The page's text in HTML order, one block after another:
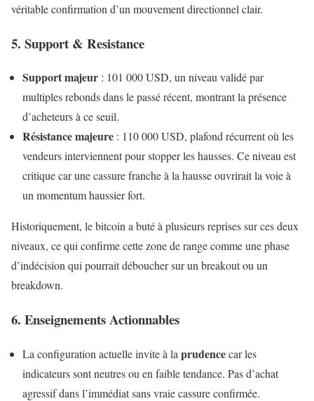
véritable confirmation d’un mouvement directionnel clair.
5. Support & Resistance
Support majeur : 101 000 USD, un niveau validé par
multiples rebonds dans le passé récent, montrant la présence
d’acheteurs à ce seuil.
Résistance majeure : 110 000 USD, plafond récurrent où les
vendeurs interviennent pour stopper les hausses. Ce niveau est
critique car une cassure franche à la hausse ouvrirait la voie à
un momentum haussier fort.
Historiquement, le bitcoin a buté à plusieurs reprises sur ces deux
niveaux, ce qui confirme cette zone de range comme une phase
d’indécision qui pourrait déboucher sur un breakout ou un
breakdown.
6. Enseignements Actionnables
La configuration actuelle invite à la prudencecar les
indicateurs sont neutres ou en faible tendance. Pas d’achat
agressif dans l’immédiat sans vraie cassure confirmée.